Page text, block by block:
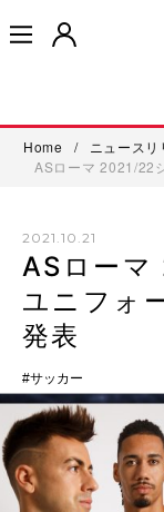
Home / ニュースリ
ASローマ 2021/22
2021.10.21
ASロー
ユニフォ
発表
サッカー